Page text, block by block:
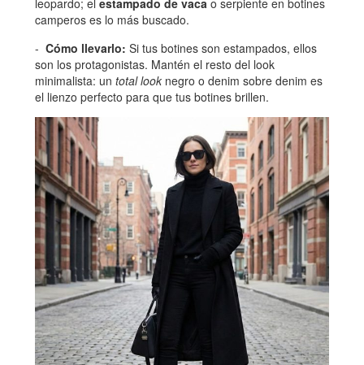
leopardo; elestampado de vaca o serpiente en botines
camperos es lo más buscado.
Cómo llevarlo: Si tus botines son estampados, ellos
son los protagonistas. Mantén el resto del look
minimalista: untotal look negro o denim sobre denim es
el lienzo perfecto para que tus botines brillen.